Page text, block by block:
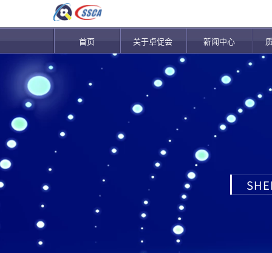
首页 关于卓促会 新闻中心